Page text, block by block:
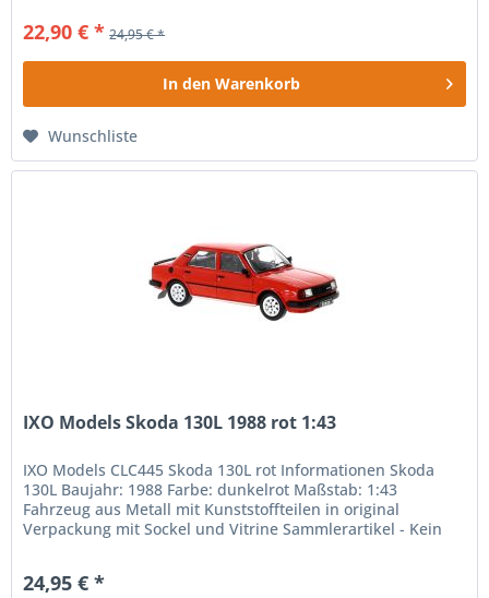
22,90 € * 24,95 € *
In den Warenkorb
Wunschliste
IXO Models Skoda 130L 1988 rot 1:43
IXO Models CLC445 Skoda 130L rot Informationen Skoda
130L Baujahr: 1988 Farbe: dunkelrot Maßstab: 1:43
Fahrzeug aus Metall mit Kunststoffteilen in original
Verpackung mit Sockel und Vitrine Sammlerartikel - Kein
24,95 € *